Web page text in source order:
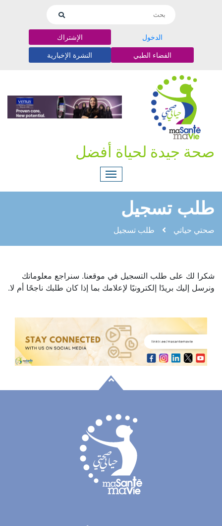
الدخول الإشتراك
الفضاء الطبي النشرة الإخبارية
صحة جيدة لحياة أفضل
طلب تسجيل
صحتي حياتي طلب تسجيل
شكرا لك على طلب التسجيل في موقعنا. سنراجع معلوماتك
ونرسل إليك بريدًا إلكترونيًا لإعلامك بما إذا كان طلبك ناجحًا أم لا.